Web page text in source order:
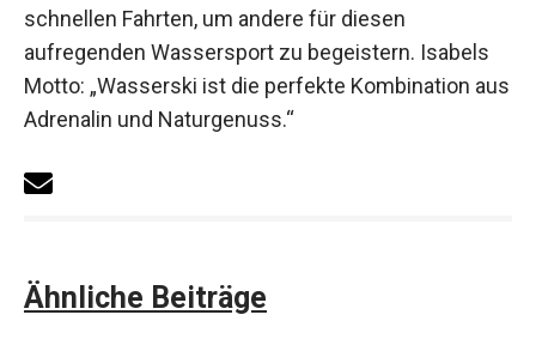
schnellen Fahrten, um andere für diesen
aufregenden Wassersport zu begeistern. Isabels
Motto: „Wasserski ist die perfekte Kombination aus
Adrenalin und Naturgenuss.“
Ähnliche Beiträge